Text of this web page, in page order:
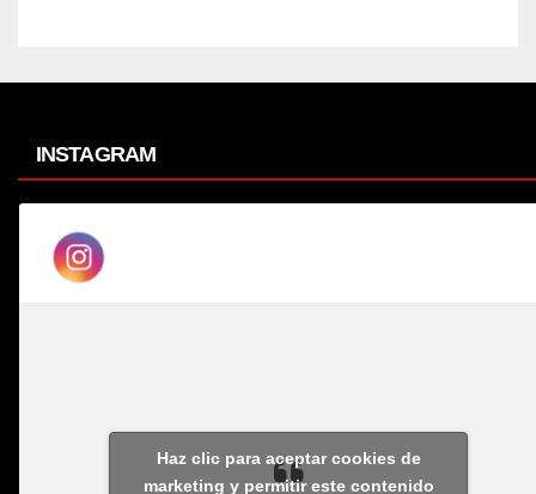
INSTAGRAM
Haz clic para aceptar cookies de
marketing y permitir este contenido